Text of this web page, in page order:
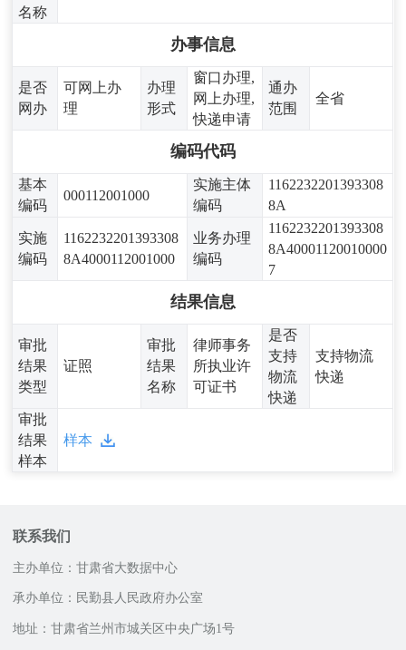
名称
办事信息
是否
网办
可网上办
理
办理
形式
窗口办理,
网上办理,
快递申请
通办
范围
全省
编码代码
基本
编码
000112001000
实施主体
编码
1162232201393308
8A
实施
编码
1162232201393308
8A4000112001000
业务办理
编码
1162232201393308
8A40001120010000
7
结果信息
审批
结果
类型
证照
审批
结果
名称
律师事务
所执业许
可证书
是否
支持
物流
快递
支持物流
快递
审批
结果
样本
样本
联系我们
主办单位：甘肃省大数据中心
承办单位：民勤县人民政府办公室
地址：甘肃省兰州市城关区中央广场1号